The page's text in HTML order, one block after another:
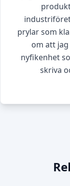
prylar som
om att jag
nyfikenhet
skriva